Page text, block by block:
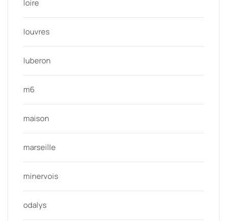
loire
louvres
luberon
m6
maison
marseille
minervois
odalys